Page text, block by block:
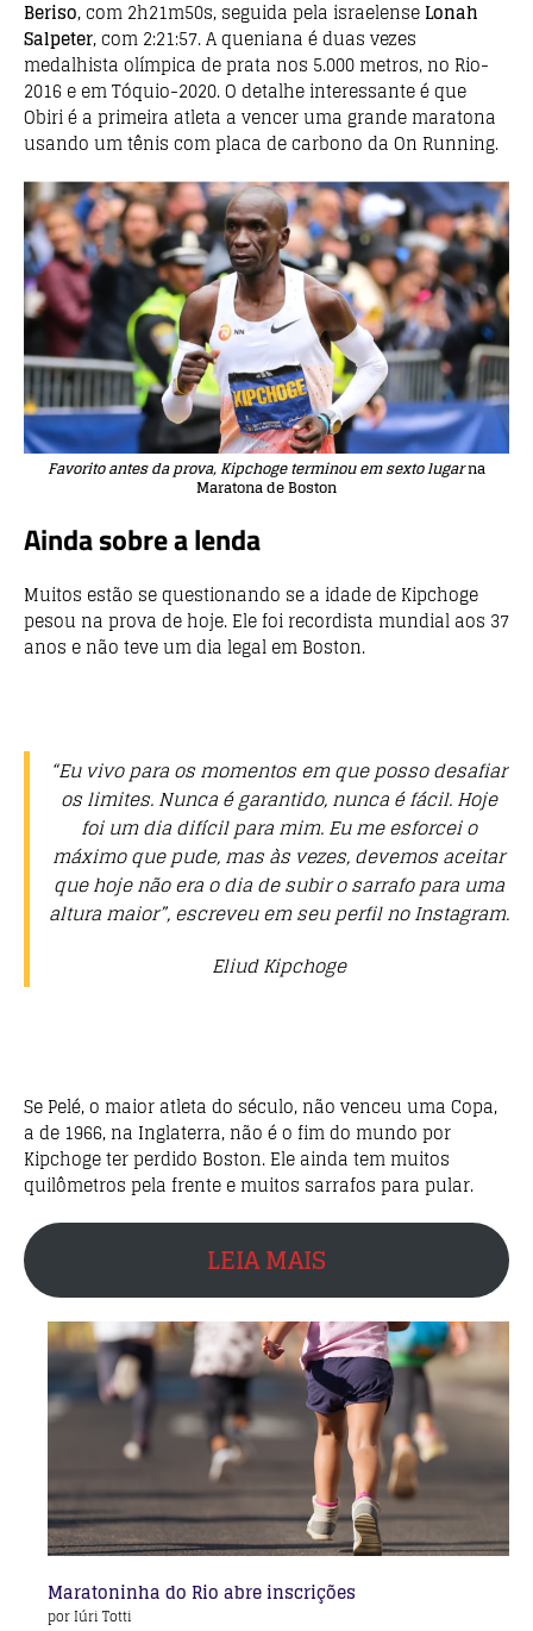
Beriso, com 2h21m50s, seguida pela israelense Lonah
Salpeter, com 2:21:57. A queniana é duas vezes
medalhista olímpica de prata nos 5.000 metros, no Rio-
2016 e em Tóquio-2020. O detalhe interessante é que
Obiri é a primeira atleta a vencer uma grande maratona
usando um tênis com placa de carbono da On Running.
Favorito antes da prova, Kipchoge terminou em sexto lugarna
Maratona de Boston
Ainda sobre a lenda
Muitos estão se questionando se a idade de Kipchoge
pesou na prova de hoje. Ele foi recordista mundial aos 37
anos e não teve um dia legal em Boston.
“Eu vivo para os momentos em que posso desafiar
os limites. Nunca é garantido, nunca é fácil. Hoje
foi um dia difícil para mim. Eu me esforcei o
máximo que pude, mas às vezes, devemos aceitar
que hoje não era o dia de subir o sarrafo para uma
altura maior”, escreveu em seu perfil no Instagram.
Eliud Kipchoge
Se Pelé, o maior atleta do século, não venceu uma Copa,
a de 1966, na Inglaterra, não é o fim do mundo por
Kipchoge ter perdido Boston. Ele ainda tem muitos
quilômetros pela frente e muitos sarrafos para pular.
LEIA MAIS
Maratoninha do Rio abre inscrições
por Iúri Totti